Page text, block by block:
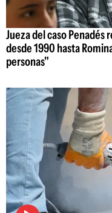
Jueza del caso
desde 1990 hasta
personas"